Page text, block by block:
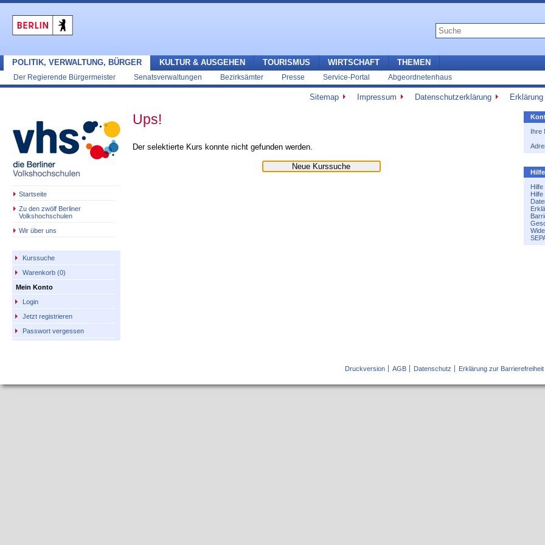
POLITIK, VERWALTUNG, BÜRGER
Der Regierende Bürgermeister Senatsverwaltungen Bezirksämter Presse Service-Portal Abgeordnetenhaus
KULTUR & AUSGEHEN TOURISMUS WIRTSCHAFT THEMEN
Sitemap Impressum Datenschutzerklärung
Startseite
Zu den zwölf Berliner
Volkshochschulen
Wir über uns
Kurssuche
Warenkorb (0)
Mein Konto
Login
Jetzt registrieren
Passwort vergessen
Ihre
Ups!
Der selektierte Kurs konnte nicht gefunden werden.
Druckversion AGB Datenschutz Erklärung zur Barrierefreiheit